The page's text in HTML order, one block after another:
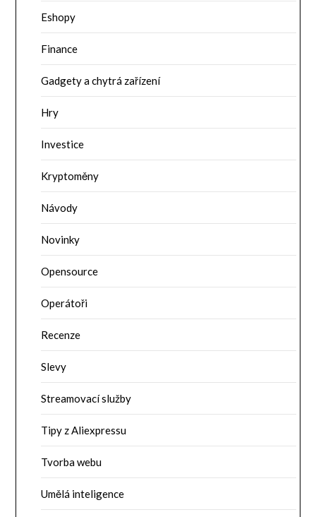
Eshopy
Finance
Gadgety a chytrá zařízení
Hry
Investice
Kryptoměny
Návody
Novinky
Opensource
Operátoři
Recenze
Slevy
Streamovací služby
Tipy z Aliexpressu
Tvorba webu
Umělá inteligence